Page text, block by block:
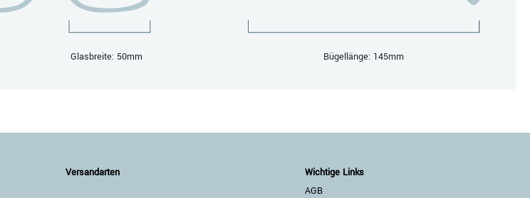
Glasbreite: 50mm Bügellänge: 145mm
Versandarten
Wichtige Links
AGB